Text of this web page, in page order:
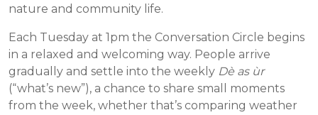
nature and community life.
Each Tuesday at 1pm the Conversation Circle begins
in a relaxed and welcoming way. People arrive
gradually and settle into the weekly Dè as ùr
(“what’s new”), a chance to share small moments
from the week, whether that’s comparing weather